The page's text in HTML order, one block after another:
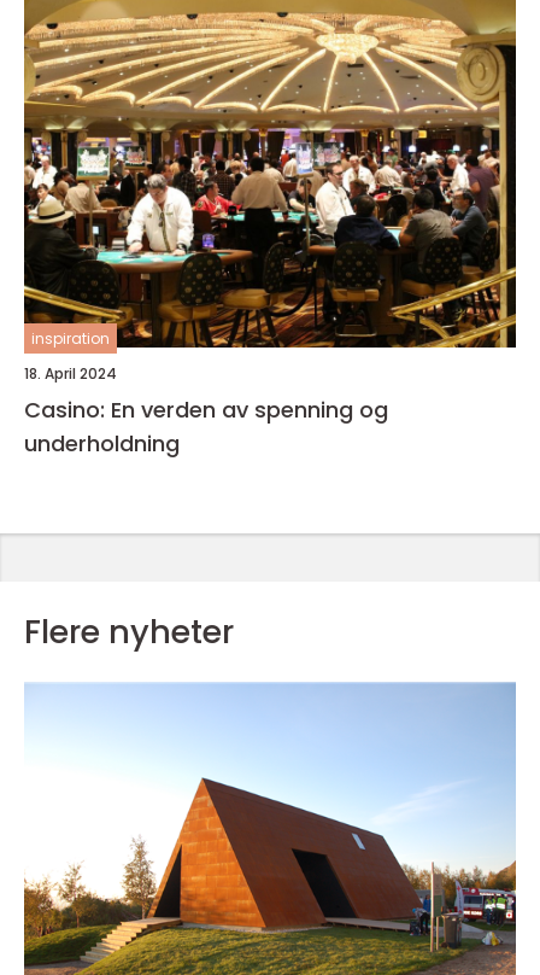
inspiration
18. April 2024
Casino: En verden av spenning og
underholdning
Flere nyheter